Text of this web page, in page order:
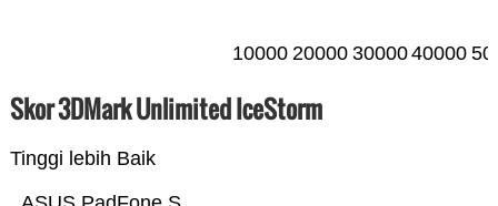
10000 20000 3000040000
Skor 3DMark Unlimited IceStorm
Tinggi lebih Baik